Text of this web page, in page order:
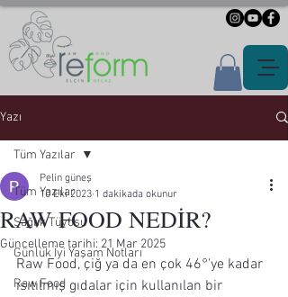
Yazı
Tüm Yazılar
Sağlık Tüyosu
Günlük İyi Yaşam Notları
Raw Food
Tüm Yazılar
RAW FOOD NEDİR?
Pelin güneş
10 Eki 2023 1 dakikada okunur
Güncelleme tarihi: 21 Mar 2025
Raw Food, çiğ ya da en çok 46°'ye kadar
ısıtılmış gıdalar için kullanılan bir